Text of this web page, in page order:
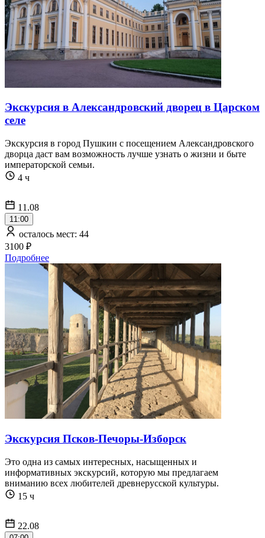
Экскурсия в Александровский дворец в Царском
селе
Экскурсия в город Пушкин с посещением Александровского
дворца даст вам возможность лучше узнать о жизни и быте
императорской семьи.
4 ч
11.08
11:00
осталось мест: 44
3100 ₽
Подробнее
Экскурсия Псков-Печоры-Изборск
Это одна из самых интересных, насыщенных и
информативных экскурсий, которую мы предлагаем
вниманию всех любителей древнерусской культуры.
15 ч
22.08